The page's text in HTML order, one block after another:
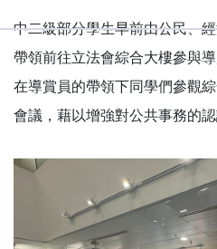
中二級部分學生早前由公民、
帶領前往立法會綜合大樓參與
在導賞員的帶領下同學們參觀
會議，藉以增強對公共事務的